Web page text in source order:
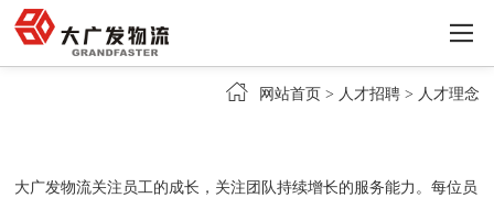
网站首页 > 人才招聘> 人才理念
大广发物流关注员工的成长，关注团队持续增长的服务能力。每位员